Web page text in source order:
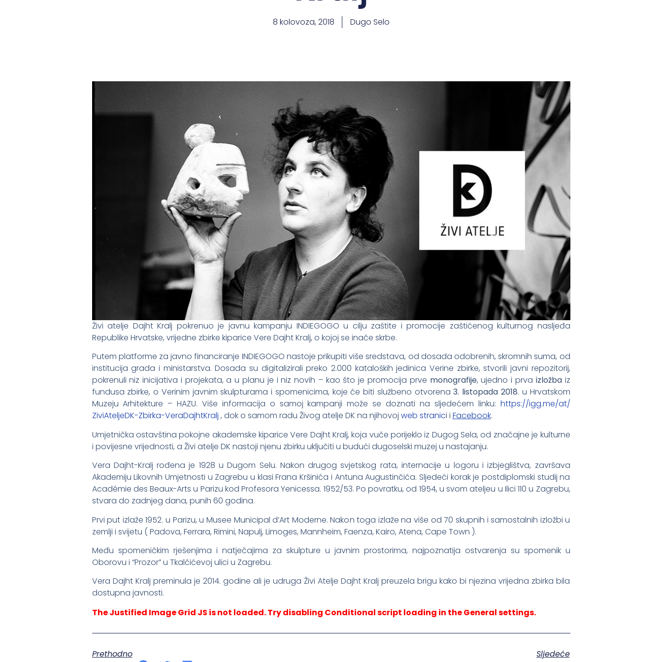
8 kolovoza, 2018 Dugo Selo
Živi atelje Dajht Kralj pokrenuo je javnu kampanju INDIEGOGO u cilju zaštite i promocije zaštićenog kulturnog nasljeđa
Republike Hrvatske, vrijedne zbirke kiparice Vere Dajht Kralj, o kojoj se inače skrbe.
Putem platforme za javno financiranje INDIEGOGO nastoje prikupiti više sredstava, od dosada odobrenih, skromnih suma, od
institucija grada i ministarstva. Dosada su digitalizirali preko 2.000 kataloških jedinica Verine zbirke, stvorili javni repozitorij,
pokrenuli niz inicijativa i projekata, a u planu je i niz novih – kao što je promocija prve monografije, ujedno i prva izložbaiz
fundusa zbirke, o Verinim javnim skulpturama i spomenicima, koje će biti službeno otvorena3. listopada 2018. u Hrvatskom
Muzeju Arhitekture – HAZU. Više informacija o samoj kampanji može se doznati na sljedećem linku: https://igg.me/at/
ZiviAteljeDK-Zbirka-VeraDajhtKralj , dok o samom radu Živog atelje DK na njihovoj web stranici i Facebook.
Umjetnička ostavština pokojne akademske kiparice Vere Dajht Kralj, koja vuče porijeklo iz Dugog Sela, od značajne je kulturne
i povijesne vrijednosti, a Živi atelje DK nastoji njenu zbirku uključiti u budući dugoselski muzej u nastajanju.
Vera Dajht-Kralj rođena je 1928 u Dugom Selu. Nakon drugog svjetskog rata, internacije u logoru i izbjeglištva, završava
Akademiju Likovnih Umjetnosti u Zagrebu u klasi Frana Kršinića i Antuna Augustinčića. Sljedeći korak je postdiplomski studij na
Académie des Beaux-Arts u Parizu kod Profesora Yenicessa. 1952/53. Po povratku, od 1954, u svom ateljeu u Ilici 110 u Zagrebu,
stvara do zadnjeg dana, punih 60 godina.
Prvi put izlaže 1952. u Parizu, u Musee Municipal d’Art Moderne. Nakon toga izlaže na više od 70 skupnih i samostalnih izložbi u
zemlji i svijetu ( Padova, Ferrara, Rimini, Napulj, Limoges, Mannheim, Faenza, Kairo, Atena, Cape Town ).
Među spomeničkim rješenjima i natječajima za skulpture u javnim prostorima, najpoznatija ostvarenja su spomenik u
Oborovu i “Prozor” u Tkalčićevoj ulici u Zagrebu.
Vera Dajht Kralj preminula je 2014. godine ali je udruga Živi Atelje Dajht Kralj preuzela brigu kako bi njezina vrijedna zbirka bila
dostupna javnosti.
The Justified Image Grid JS is not loaded. Try disabling Conditional script loading in the General settings.
Prethodno
Sljedeće